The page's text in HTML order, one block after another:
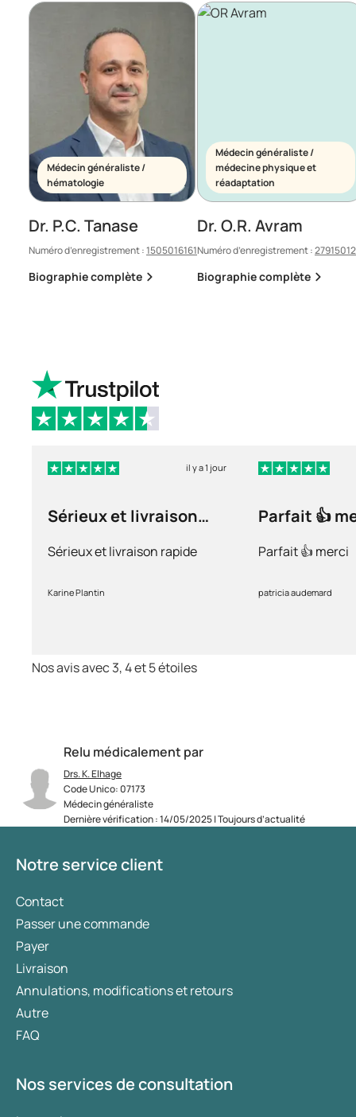
Relu médicalement par
Drs. K. Elhage
Code Unico: 07173
Médecin généraliste
Dernière vérification : 14/05/2025 | Toujours d’actualité
Médecin généraliste /
hématologie
Dr. P.C. Tanase
Numéro d’enregistrement :1505016161
Biographie complète
Médecin généraliste /
médecine physique et
réadaptation
Dr. O.R. Avram
Numéro d’enregistrement :
Biographie complète
il y a 1 jour
Sérieux et livraison
Sérieux et livraison rapide
Karine Plantin
Parfait 👍
Parfait 👍 merci
patricia audemard
Nos avis avec 3, 4 et 5 étoiles
Notre service client
Contact
Passer une commande
Payer
Livraison
Annulations, modifications et retours
Autre
FAQ
Nos services de consultation